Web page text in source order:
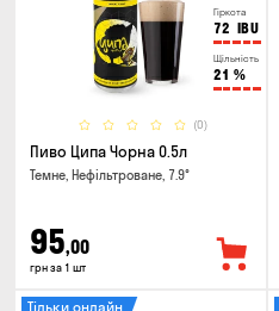
Гіркота
72 IBU
Щільність
21 %
(0)
Пиво Ципа Чорна 0.5л
Темне, Нефільтроване, 7.9°
95,00
грн за 1 шт
Тільки онлайн